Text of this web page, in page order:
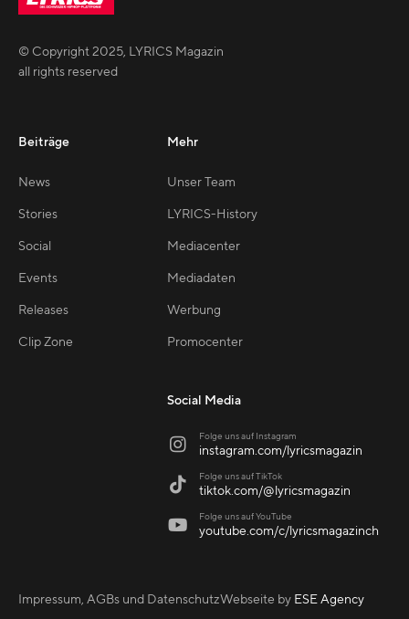
© Copyright2025, LYRICS Magazin
all rights reserved
Beiträge
News
Stories
Social
Events
Releases
Clip Zone
Mehr
Unser Team
LYRICS-History
Mediacenter
Mediadaten
Werbung
Promocenter
Social Media
 Folge uns auf Instagram
instagram.com/lyricsmagazin
 Folge uns auf TikTok
tiktok.com/@lyricsmagazin
 Folge uns auf YouTube
youtube.com/c/lyricsmagazinch
Impressum, AGBs und DatenschutzWebseite by ESE Agency